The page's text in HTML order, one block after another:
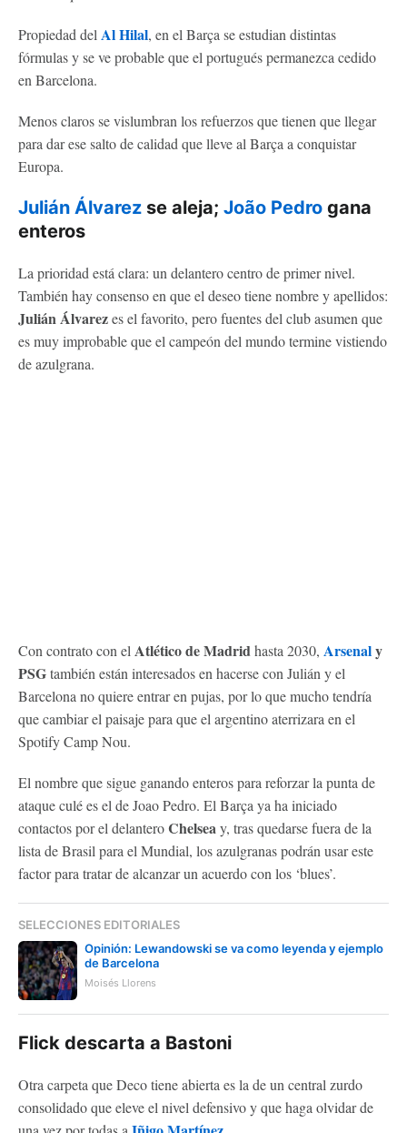
Propiedad del Al Hilal, en el Barça se estudian distintas
fórmulas y se ve probable que el portugués permanezca cedido
en Barcelona.
Menos claros se vislumbran los refuerzos que tienen que llegar
para dar ese salto de calidad que lleve al Barça a conquistar
Europa.
Julián Álvarez se aleja; João Pedro gana
enteros
La prioridad está clara: un delantero centro de primer nivel.
También hay consenso en que el deseo tiene nombre y apellidos:
Julián Álvarezes el favorito, pero fuentes del club asumen que
es muy improbable que el campeón del mundo termine vistiendo
de azulgrana.
Con contrato con el Atlético de Madridhasta 2030, Arsenaly
PSGtambién están interesados en hacerse con Julián y el
Barcelona no quiere entrar en pujas, por lo que mucho tendría
que cambiar el paisaje para que el argentino aterrizara en el
Spotify Camp Nou.
El nombre que sigue ganando enteros para reforzar la punta de
ataque culé es el de Joao Pedro. El Barça ya ha iniciado
contactos por el delanteroChelseay, tras quedarse fuera de la
lista de Brasil para el Mundial, los azulgranas podrán usar este
factor para tratar de alcanzar un acuerdo con los ‘blues’.
SELECCIONES EDITORIALES
Opinión: Lewandowski se va como leyenda y ejemplo
de Barcelona
Moisés Llorens
Flick descarta a Bastoni
Otra carpeta que Deco tiene abierta es la de un central zurdo
consolidado que eleve el nivel defensivo y que haga olvidar de